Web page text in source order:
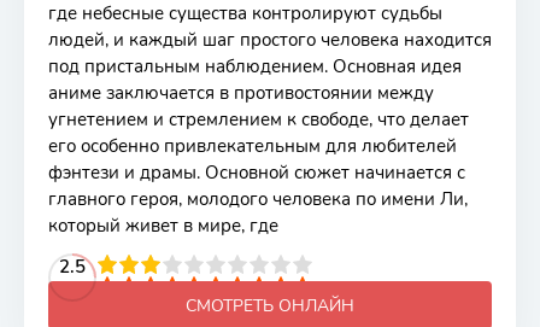
где небесные существа контролируют судьбы
людей, и каждый шаг простого человека находится
под пристальным наблюдением. Основная идея
аниме заключается в противостоянии между
угнетением и стремлением к свободе, что делает
его особенно привлекательным для любителей
фэнтези и драмы. Основной сюжет начинается с
главного героя, молодого человека по имени Ли,
который живет в мире, где
2.5
4 5 6 7 8 9 10
СМОТРЕТЬ ОНЛАЙН